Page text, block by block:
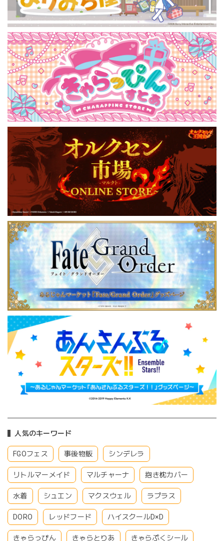
人気のキーワード
FGOフェス 事後物販 シンデレラ
リトルマーメイド マルチャーナ 抱き枕カバー
水着 シュエン マクスウェル ラプラス
DORO レッドフード ハイスクールD×D
きゃらっぴん きゃらとりあ きゃらぷくシール